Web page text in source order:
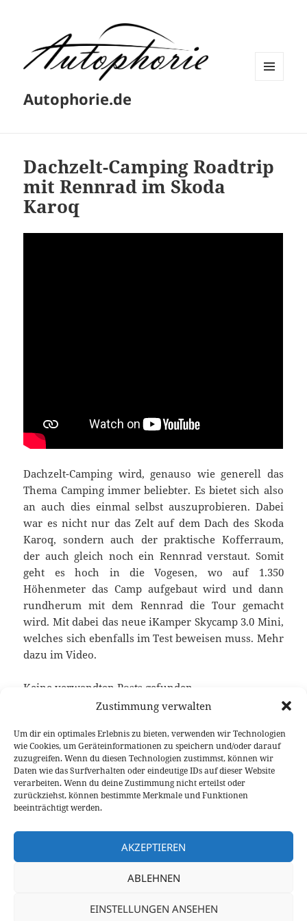
Zustimmung verwalten
Um dir ein optimales Erlebnis zu bieten, verwenden wir Technologien
wie Cookies, um Geräteinformationen zu speichern und/oder darauf
zuzugreifen. Wenn du diesen Technologien zustimmst, können wir
Daten wie das Surfverhalten oder eindeutige IDs auf dieser Website
verarbeiten. Wenn du deine Zustimmung nicht erteilst oder
zurückziehst, können bestimmte Merkmale und Funktionen
beeinträchtigt werden.
AKZEPTIEREN
ABLEHNEN
EINSTELLUNGEN ANSEHEN
Autophorie.de
Dachzelt-Camping Roadtrip
mit Rennrad im Skoda
Karoq
Dachzelt-Camping wird, genauso wie generell das
Thema Camping immer beliebter. Es bietet sich also
an auch dies einmal selbst auszuprobieren. Dabei
war es nicht nur das Zelt auf dem Dach des Skoda
Karoq, sondern auch der praktische Kofferraum,
der auch gleich noch ein Rennrad verstaut. Somit
geht es hoch in die Vogesen, wo auf 1.350
Höhenmeter das Camp aufgebaut wird und dann
rundherum mit dem Rennrad die Tour gemacht
wird. Mit dabei das neue iKamper Skycamp 3.0 Mini,
welches sich ebenfalls im Test beweisen muss. Mehr
dazu im Video.
Keine verwandten Posts gefunden.
Veröffentlicht
am
17. August 2023 Autor
Fabian Meßner Kategorien
Feature Schlagwörter
Skoda
Karoq , Video Fahrbericht
Beitragsnavigation
VORHERIGER
Vorheriger
Beitrag:
Toyota Supra Schaltgetriebe Test: Genau
SO gehört sich das!
Nissan Qashqai e-Power Test: